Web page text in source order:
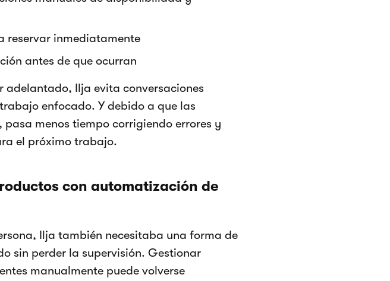
reservar inmediatamente
antes de que ocurran
Ilja evita conversaciones
enfocado. Y debido a que las
menos tiempo corrigiendo errores y
el próximo trabajo.
con automatización de
Ilja también necesitaba una forma de
sin perder la supervisión. Gestionar
manualmente puede volverse